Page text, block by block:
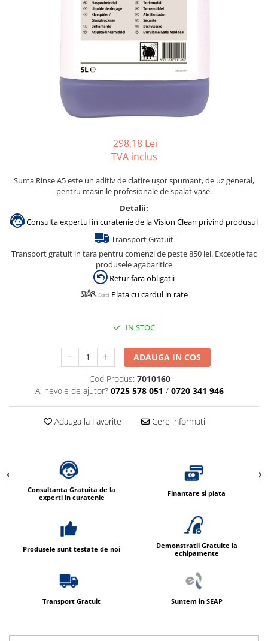
Gama de cosmetice hoteliere
Salvatore Ferragamo
Gama de cosmetice hoteliere Sense
298,18 Lei
TVA inclus
Suma Rinse A5 este un aditiv de clatire uşor spumant, de uz general,
pentru masinile profesionale de spalat vase.
Detalii:
Consulta expertul in curatenie de la Vision Clean privind produsul
Transport Gratuit
Transport gratuit in tara pentru comenzi de peste 850 lei. Exceptie fac
produsele agabaritice
Retur fara obligatii
Plata cu cardul in rate
IN STOC
ADAUGA IN COS
Cod Produs: 7010160
Ai nevoie de ajutor? 0725 578 051 / 0720 341 946
Adauga la Favorite Cere informatii
Consultanta Gratuita de la
experti in curatenie
Finantare si plata
Produsele sunt testate de noi
Demonstratii Gratuite la
echipamente
Transport Gratuit Suntem in SEAP